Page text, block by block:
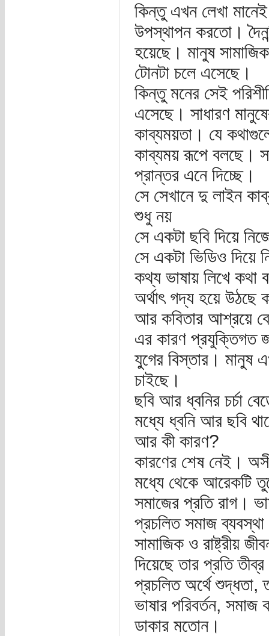
কিন্তু এখন লেখা
উপস্থাপন করতো।
হয়েছে। মানুষ
টোনটা চলে এসেছে।
কিন্তু মনের সেই
এসেছে। সাধারণ
কাব্যময়তা। যে
কাব্যময় রূপে বলছে।
প্রান্তর এনে দিচ্ছে।
সে সেখানে দু লাইন
শুধু নয়
সে একটা ছবি দিয়ে
সে একটা ভিডিও দিয়ে
কথ্য ভাষায় লিখে কথা
অর্থাৎ গদ্য হয়ে উঠছে
আর কবিতার আশ্রয়ে
এর কারণ প্রযুক্তিগত
যুগের বিস্তার। মানুষ
চাইছে।
ছবি আর ধ্বনির চর্চা
মধ্যে ধ্বনি আর ছবি
আর কী কারণ?
কারণের শেষ নেই।
মধ্যে থেকে আরেকটি
সমাজের প্রতি রাগ।
প্রচলিত সমাজ
সামাজিক ও রাষ্ট্রীয়
দিয়েছে তার প্রতি
প্রচলিত অর্থে শুদ্ধতা,
ভাষার পরিবর্তন, সমাজ
ডাকার মতোন।